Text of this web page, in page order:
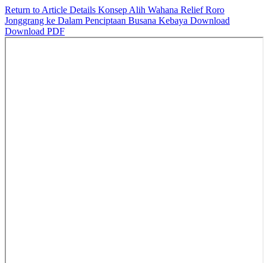
Return to Article Details Konsep Alih Wahana Relief Roro
Jonggrang ke Dalam Penciptaan Busana Kebaya Download
Download PDF